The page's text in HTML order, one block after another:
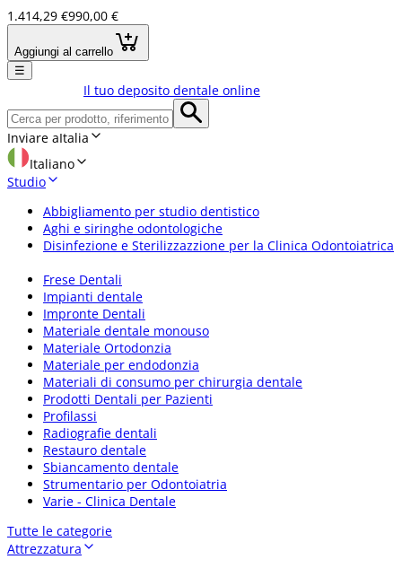
1.414,29 €990,00 €
Aggiungi al carrello
☰
Il tuo deposito dentale online
Inviare aItalia
Italiano
Studio
Abbigliamento per studio dentistico
Aghi e siringhe odontologiche
Disinfezione e Sterilizzazzione per la Clinica Odontoiatrica
Frese Dentali
Impianti dentale
Impronte Dentali
Materiale dentale monouso
Materiale Ortodonzia
Materiale per endodonzia
Materiali di consumo per chirurgia dentale
Prodotti Dentali per Pazienti
Profilassi
Radiografie dentali
Restauro dentale
Sbiancamento dentale
Strumentario per Odontoiatria
Varie - Clinica Dentale
Tutte le categorie
Attrezzatura